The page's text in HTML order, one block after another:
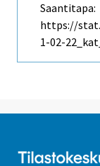
Saantitapa:
https://
1-02-